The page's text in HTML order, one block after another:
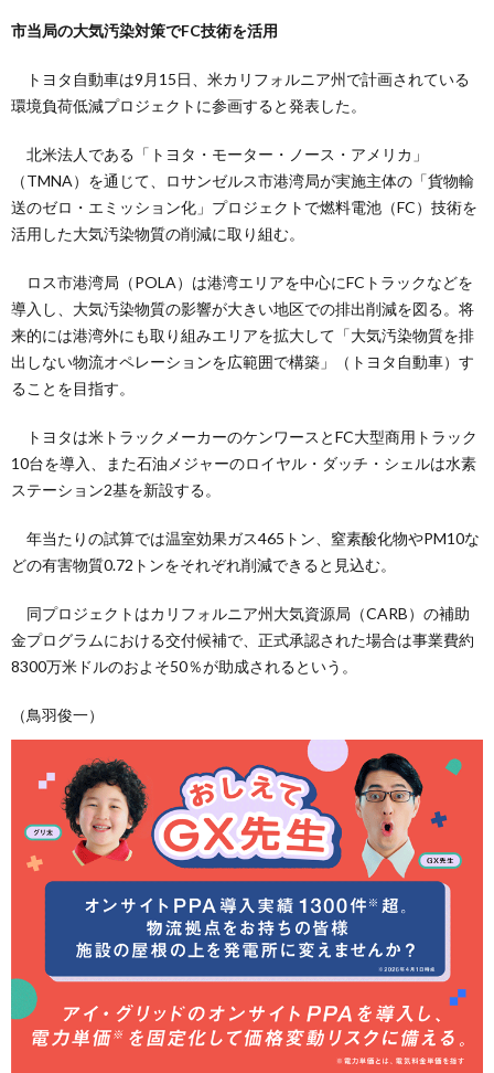
市当局の大気汚染対策でFC技術を活用
トヨタ自動車は9月15日、米カリフォルニア州で計画されている
環境負荷低減プロジェクトに参画すると発表した。
北米法人である「トヨタ・モーター・ノース・アメリカ」
（TMNA）を通じて、ロサンゼルス市港湾局が実施主体の「貨物輸
送のゼロ・エミッション化」プロジェクトで燃料電池（FC）技術を
活用した大気汚染物質の削減に取り組む。
ロス市港湾局（POLA）は港湾エリアを中心にFCトラックなどを
導入し、大気汚染物質の影響が大きい地区での排出削減を図る。将
来的には港湾外にも取り組みエリアを拡大して「大気汚染物質を排
出しない物流オペレーションを広範囲で構築」（トヨタ自動車）す
ることを目指す。
トヨタは米トラックメーカーのケンワースとFC大型商用トラック
10台を導入、また石油メジャーのロイヤル・ダッチ・シェルは水素
ステーション2基を新設する。
年当たりの試算では温室効果ガス465トン、窒素酸化物やPM10な
どの有害物質0.72トンをそれぞれ削減できると見込む。
同プロジェクトはカリフォルニア州大気資源局（CARB）の補助
金プログラムにおける交付候補で、正式承認された場合は事業費約
8300万米ドルのおよそ50％が助成されるという。
（鳥羽俊一）